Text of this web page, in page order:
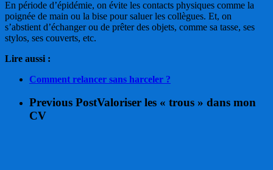
En période d’épidémie, on évite les contacts physiques comme la
poignée de main ou la bise pour saluer les collègues. Et, on
s’abstient d’échanger ou de prêter des objets, comme sa tasse, ses
stylos, ses couverts, etc.
Lire aussi :
Comment relancer sans harceler ?
Previous PostValoriser les « trous » dans mon
CV